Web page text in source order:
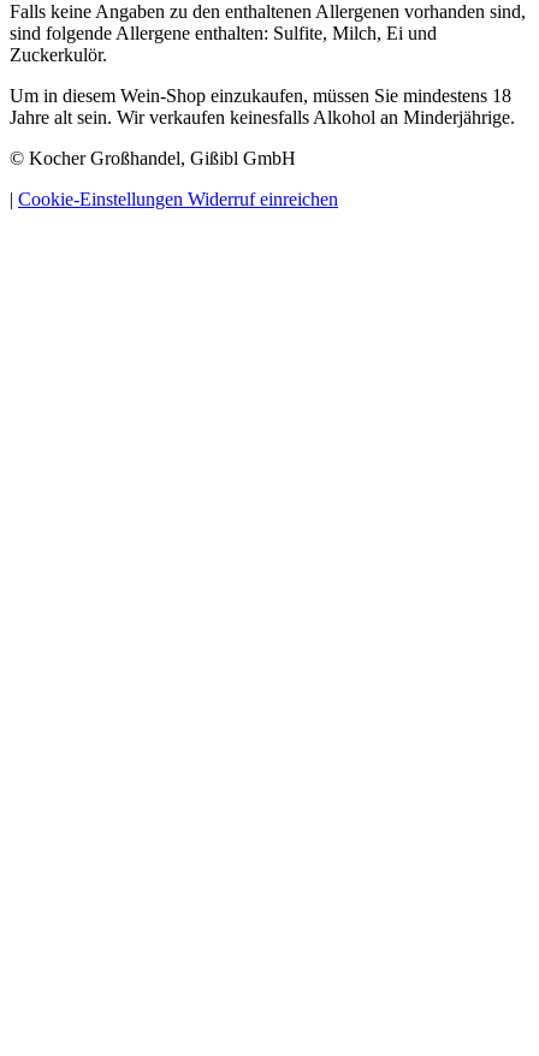
Falls keine Angaben zu den enthaltenen Allergenen vorhanden sind,
sind folgende Allergene enthalten: Sulfite, Milch, Ei und
Zuckerkulör.
Um in diesem Wein-Shop einzukaufen, müssen Sie mindestens 18
Jahre alt sein. Wir verkaufen keinesfalls Alkohol an Minderjährige.
© Kocher Großhandel, Gißibl GmbH
| Cookie-Einstellungen Widerruf einreichen